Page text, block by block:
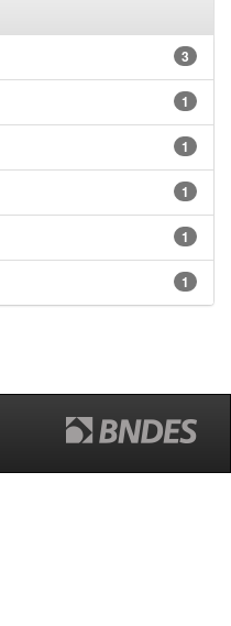
3
1
1
1
1
1